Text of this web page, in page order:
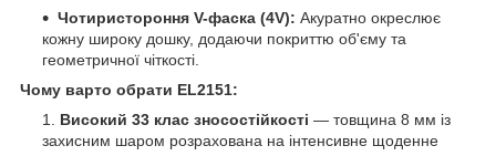
Чотиристороння V-фаска (4V): Акуратно окреслює
кожну широку дошку, додаючи покриттю об'єму та
геометричної чіткості.
Чому варто обрати EL2151:
Високий 33 клас зносостійкості — товщина 8 мм із
захисним шаром розрахована на інтенсивне щоденне